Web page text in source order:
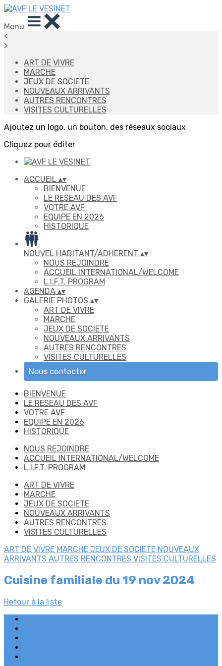
Menu
<
>
ART DE VIVRE
MARCHE
JEUX DE SOCIETE
NOUVEAUX ARRIVANTS
AUTRES RENCONTRES
VISITES CULTURELLES
Ajoutez un logo, un bouton, des réseaux sociaux
Cliquez pour éditer
ACCUEIL ▴▾
BIENVENUE
LE RESEAU DES AVF
VOTRE AVF
EQUIPE EN 2026
HISTORIQUE
NOUVEL HABITANT/ADHERENT ▴▾
NOUS REJOINDRE
ACCUEIL INTERNATIONAL/WELCOME
L.I.F.T. PROGRAM
AGENDA ▴▾
GALERIE PHOTOS ▴▾
ART DE VIVRE
MARCHE
JEUX DE SOCIETE
NOUVEAUX ARRIVANTS
AUTRES RENCONTRES
VISITES CULTURELLES
Nous contacter
BIENVENUE
LE RESEAU DES AVF
VOTRE AVF
EQUIPE EN 2026
HISTORIQUE
NOUS REJOINDRE
ACCUEIL INTERNATIONAL/WELCOME
L.I.F.T. PROGRAM
ART DE VIVRE
MARCHE
JEUX DE SOCIETE
NOUVEAUX ARRIVANTS
AUTRES RENCONTRES
VISITES CULTURELLES
ART DE VIVRE MARCHE JEUX DE SOCIETE NOUVEAUX
ARRIVANTS AUTRES RENCONTRES VISITES CULTURELLES
Cuisine familiale du 19 nov 2024
Retour à la liste